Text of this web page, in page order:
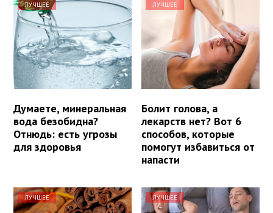
ЛУЧШЕЕ
Думаете, минеральная
вода безобидна?
Отнюдь: есть угрозы
для здоровья
ЛУЧШЕЕ
Болит голова, а
лекарств нет? Вот 6
способов, которые
помогут избавиться от
напасти
ЛУЧШЕЕ ЛУЧШЕЕ